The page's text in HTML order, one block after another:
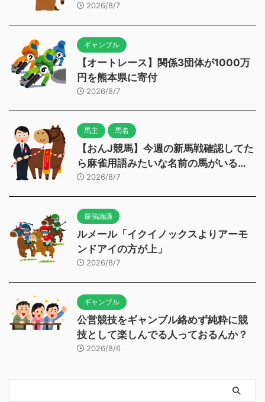
2026/8/7
ギャンブル
【オートレース】関係3団体が1000万
円を熊本県に寄付
2026/8/7
馬主 馬名
【おんJ競馬】今週の新馬戦確認してた
ら麻雀用語みたいな名前の馬がいる…
2026/8/7
最強論議
ルメール「イクイノックスよりアーモ
ンドアイの方が上」
2026/8/7
ギャンブル
公営競技をギャンブル絡めず純粋に競
技として楽しんでる人っておるんか？
2026/8/6